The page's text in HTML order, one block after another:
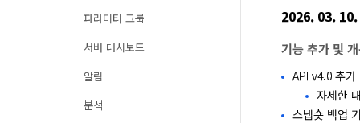
파라미터 그룹
서버 대시보드
알림
분석
2026. 03. 10.
기능 추가 및
API v4.0 추가
자세한
스냅숏 백업